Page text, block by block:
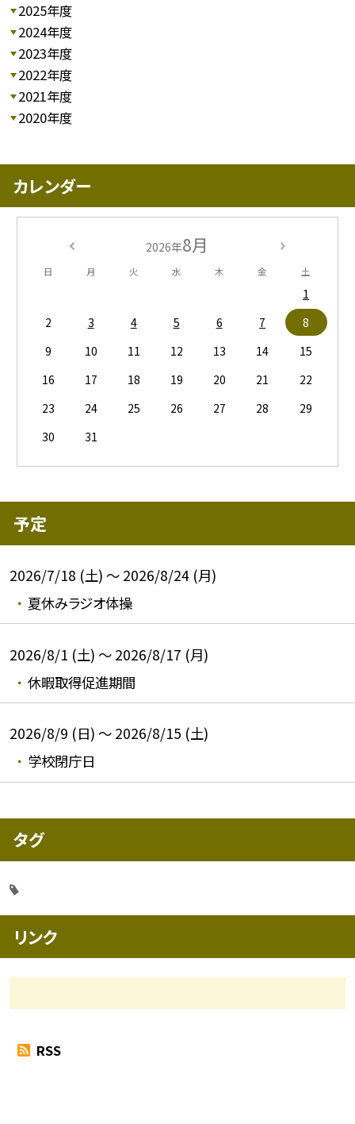
2025年度
2024年度
2023年度
2022年度
2021年度
2020年度
カレンダー
2026年8月
日 月 火 水 木 金 土
1
2
3 4 5 6 7
8
9
10 11 12 13 14
15
16
17 18 19 20 21
22
23
24 25 26 27 28
29
30
31
予定
2026/7/18 (土) ～ 2026/8/24 (月)
夏休みラジオ体操
2026/8/1 (土) ～ 2026/8/17 (月)
休暇取得促進期間
2026/8/9 (日) ～ 2026/8/15 (土)
学校閉庁日
タグ
リンク
RSS